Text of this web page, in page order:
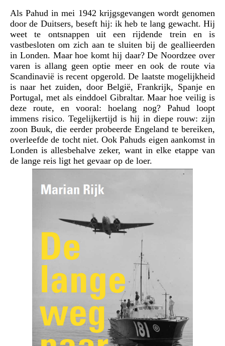
Als Pahud in mei 1942 krijgsgevangen wordt genomen
door de Duitsers, beseft hij: ik heb te lang gewacht. Hij
weet te ontsnappen uit een rijdende trein en is
vastbesloten om zich aan te sluiten bij de geallieerden
in Londen. Maar hoe komt hij daar? De Noordzee over
varen is allang geen optie meer en ook de route via
Scandinavië is recent opgerold. De laatste mogelijkheid
is naar het zuiden, door België, Frankrijk, Spanje en
Portugal, met als einddoel Gibraltar. Maar hoe veilig is
deze route, en vooral: hoelang nog? Pahud loopt
immens risico. Tegelijkertijd is hij in diepe rouw: zijn
zoon Buuk, die eerder probeerde Engeland te bereiken,
overleefde de tocht niet. Ook Pahuds eigen aankomst in
Londen is allesbehalve zeker, want in elke etappe van
de lange reis ligt het gevaar op de loer.